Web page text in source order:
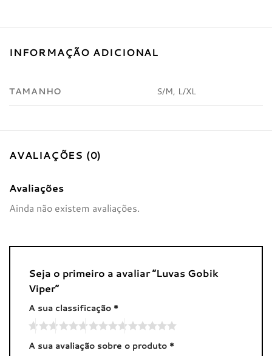
INFORMAÇÃO ADICIONAL
TAMANHO S/M, L/XL
AVALIAÇÕES (0)
Avaliações
Ainda não existem avaliações.
Seja o primeiro a avaliar “Luvas Gobik
Viper”
A sua classificação *
A sua avaliação sobre o produto *